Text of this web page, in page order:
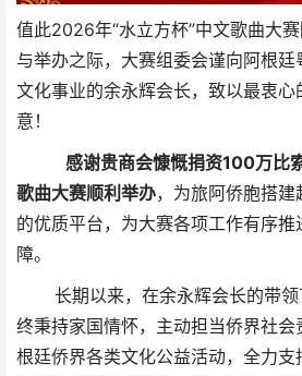
值此2026年“水立方杯”中文歌曲大
与举办之际，大赛组委会谨向阿根
文化事业的余永辉会长，致以最衷
意！
感谢贵商会慷慨捐资100万比
歌曲大赛顺利举办，为旅阿侨胞搭
的优质平台，为大赛各项工作有序
障。
长期以来，在余永辉会长的带领
终秉持家国情怀，主动担当侨界社
根廷侨界各类文化公益活动，全力